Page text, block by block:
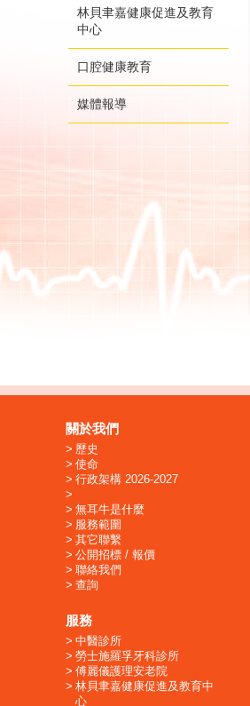
林貝聿嘉健康促進及教育
中心
口腔健康教育
媒體報導
關於我們
歷史
使命
行政架構 2026-2027
無耳牛是什麼
服務範圍
其它聯繫
公開招標 / 報價
聯絡我們
查詢
服務
中醫診所
勞士施羅孚牙科診所
傅麗儀護理安老院
林貝聿嘉健康促進及教育中
心